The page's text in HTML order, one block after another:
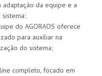
da equipe e a
do AGORAOS oferece
para auxiliar na
do sistema;
completo, focado em